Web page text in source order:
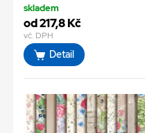
skladem
od 217,8 Kč
vč. DPH
Detail